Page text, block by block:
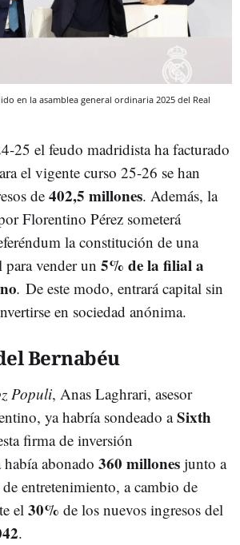
en la asamblea general ordinaria 2025 del Real
25 el feudo madridista ha facturado
el vigente curso 25-26 se han
de 402,5 millones. Además, la
Florentino Pérez someterá
la constitución de una
para vender un 5% de la filial a
. De este modo, entrará capital sin
en sociedad anónima.
Bernabéu
Populi, Anas Laghrari, asesor
ya habría sondeado aSixth
firma de inversión
abonado 360 millones junto a
entretenimiento, a cambio de
el 30% de los nuevos ingresos del
.